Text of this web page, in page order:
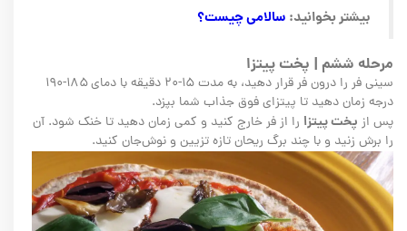
بیشتر بخوانید: سالامی چیست؟
مرحله ششم | پخت پیتزا
سینی فر را درون فر قرار دهید، به مدت ۱۵-۲۰ دقیقه با دمای ۱۸۵-۱۹۰
درجه زمان دهید تا پیتزای فوق جذاب شما بپزد.
پس از پخت پیتزا را از فر خارج کنید و کمی زمان دهید تا خنک شود. آن
را برش زنید و با چند برگ ریحان تازه تزیین و نوش‌جان کنید.